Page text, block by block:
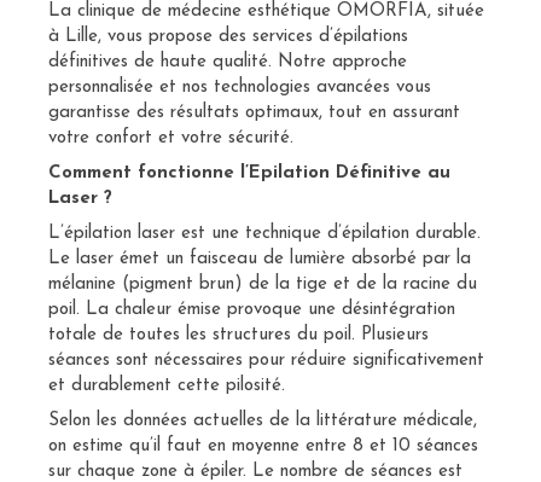
La clinique de médecine esthétique OMORFIA, située
à Lille, vous propose des services d’épilations
définitives de haute qualité. Notre approche
personnalisée et nos technologies avancées vous
garantisse des résultats optimaux, tout en assurant
votre confort et votre sécurité.
Comment fonctionne l’Epilation Définitive au
Laser ?
L’épilation laser est une technique d’épilation durable.
Le laser émet un faisceau de lumière absorbé par la
mélanine (pigment brun) de la tige et de la racine du
poil. La chaleur émise provoque une désintégration
totale de toutes les structures du poil. Plusieurs
séances sont nécessaires pour réduire significativement
et durablement cette pilosité.
Selon les données actuelles de la littérature médicale,
on estime qu’il faut en moyenne entre 8 et 10 séances
sur chaque zone à épiler. Le nombre de séances est